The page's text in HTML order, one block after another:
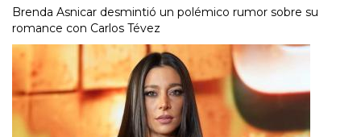
Brenda Asnicar desmintió un polémico rumor sobre su
romance con Carlos Tévez